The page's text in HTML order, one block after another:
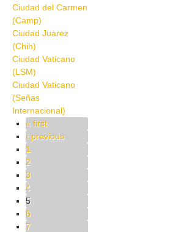
Ciudad del Carmen
(Camp)
Ciudad Juarez
(Chih)
Ciudad Vaticano
(LSM)
Ciudad Vaticano
(Señas
Internacional)
Pages
« first
‹ previous
1
2
3
4
5
6
7